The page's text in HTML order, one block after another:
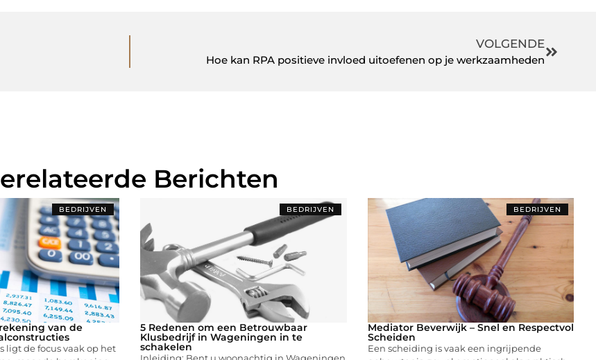
VOLGENDE
Hoe kan RPA positieve invloed uitoefenen op je werkzaamheden
Berichten
BEDRIJVEN
van de
ligt de focus vaak op het
BEDRIJVEN
5 Redenen om een Betrouwbaar
Klusbedrijf in Wageningen in te
schakelen
Inleiding: Bent u woonachtig in Wageningen
BEDRIJVEN
Mediator Beverwijk – Snel en Respectvol
Scheiden
Een scheiding is vaak een ingrijpende